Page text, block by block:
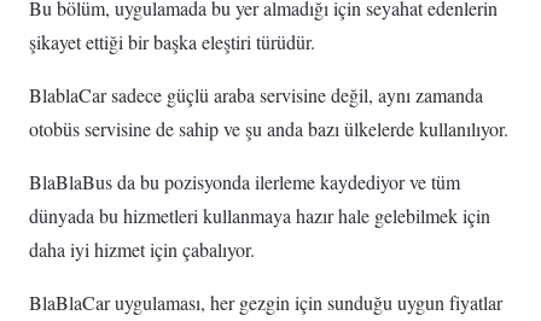
Bu bölüm, uygulamada bu yer almadığı için seyahat edenlerin
şikayet ettiği bir başka eleştiri türüdür.
BlablaCar sadece güçlü araba servisine değil, aynı zamanda
otobüs servisine de sahip ve şu anda bazı ülkelerde kullanılıyor.
BlaBlaBus da bu pozisyonda ilerleme kaydediyor ve tüm
dünyada bu hizmetleri kullanmaya hazır hale gelebilmek için
daha iyi hizmet için çabalıyor.
BlaBlaCar uygulaması, her gezgin için sunduğu uygun fiyatlar